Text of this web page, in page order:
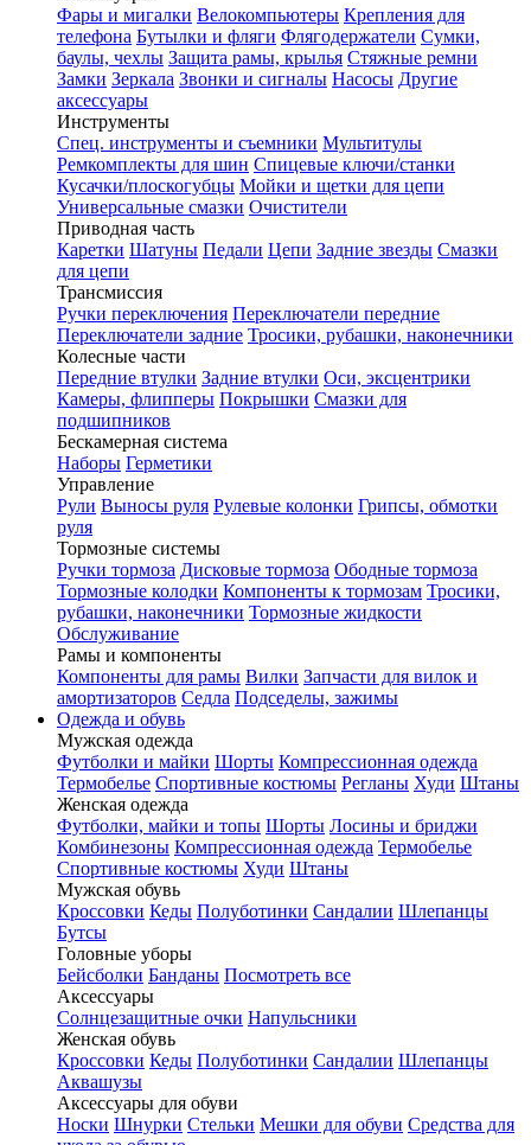
Фары и мигалки Велокомпьютеры Крепления для
телефона Бутылки и фляги Флягодержатели Сумки,
баулы, чехлы Защита рамы, крылья Стяжные ремни
Замки Зеркала Звонки и сигналы Насосы Другие
аксессуары
Инструменты
Спец. инструменты и съемники Мультитулы
Ремкомплекты для шин Спицевые ключи/станки
Кусачки/плоскогубцы Мойки и щетки для цепи
Универсальные смазки Очистители
Приводная часть
Каретки Шатуны Педали Цепи Задние звезды Смазки
для цепи
Трансмиссия
Ручки переключения Переключатели передние
Переключатели задние Тросики, рубашки, наконечники
Колесные части
Передние втулки Задние втулки Оси, эксцентрики
Камеры, флипперы Покрышки Смазки для
подшипников
Бескамерная система
Наборы Герметики
Управление
Рули Выносы руля Рулевые колонки Грипсы, обмотки
руля
Тормозные системы
Ручки тормоза Дисковые тормоза Ободные тормоза
Тормозные колодки Компоненты к тормозам Тросики,
рубашки, наконечники Тормозные жидкости
Обслуживание
Рамы и компоненты
Компоненты для рамы Вилки Запчасти для вилок и
амортизаторов Седла Подседелы, зажимы
Одежда и обувь
Мужская одежда
Футболки и майки Шорты Компрессионная одежда
Термобелье Спортивные костюмы Регланы Худи Штаны
Женская одежда
Футболки, майки и топы Шорты Лосины и бриджи
Комбинезоны Компрессионная одежда Термобелье
Спортивные костюмы Худи Штаны
Мужская обувь
Кроссовки Кеды Полуботинки Сандалии Шлепанцы
Бутсы
Головные уборы
Бейсболки Банданы Посмотреть все
Аксессуары
Солнцезащитные очки Напульсники
Женская обувь
Кроссовки Кеды Полуботинки Сандалии Шлепанцы
Аквашузы
Аксессуары для обуви
Носки Шнурки Стельки Мешки для обуви Средства для